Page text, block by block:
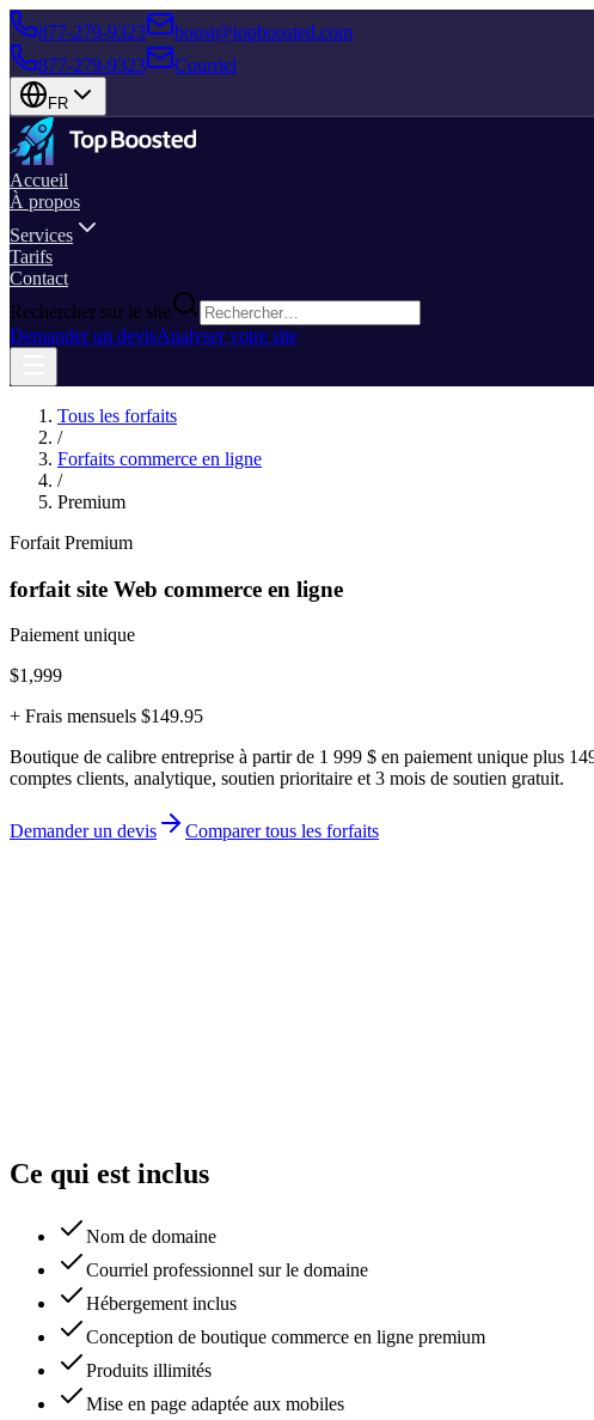
877-279-9323
boost@topboosted.com
877-279-9323
Courriel
FR
Accueil
À propos
Services
Tarifs
Contact
Rechercher sur le site
Demander un devisAnalyser votre site
Tous les forfaits
/
Forfaits commerce en ligne
/
Premium
Forfait Premium
forfait site Web commerce en ligne
Paiement unique
$1,999
+ Frais mensuels $149.95
Boutique de calibre entreprise à partir de 1 999 $ en paiement unique plus
comptes clients, analytique, soutien prioritaire et 3 mois de soutien gratuit.
Demander un devis Comparer tous les forfaits
Ce qui est inclus
Nom de domaine
Courriel professionnel sur le domaine
Hébergement inclus
Conception de boutique commerce en ligne premium
Produits illimités
Mise en page adaptée aux mobiles